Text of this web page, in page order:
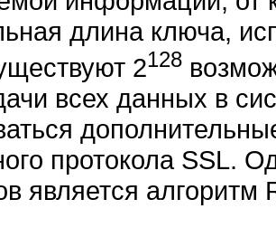
длина ключа,
2128
всех данных в
протокола SSL.
является